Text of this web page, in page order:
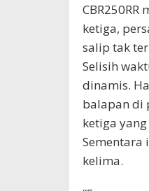
ketiga,
salip tak
Selisih
dinamis.
balapan di
ketiga
Sementara
kelima.